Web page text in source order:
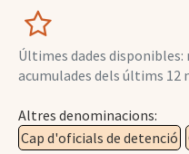
Últimes dades disponibles:
acumulades dels últims 12
Altres denominacions:
Cap d'oficials de detenció